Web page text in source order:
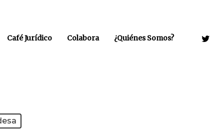
Café Jurídico Colabora ¿Quiénes Somos?